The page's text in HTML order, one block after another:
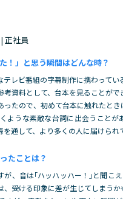
正社員
！」と思う瞬間はどんな時？
レビ番組の字幕制作に携わって
資料として、台本を見ることがで
たので、初めて台本に触れたとき
ような素敵な台詞に出会うこと
通して、より多くの人に届けられ
たことは？
が、音は｢ハッハッハー！｣と聞
受ける印象に差が生じてしまうか